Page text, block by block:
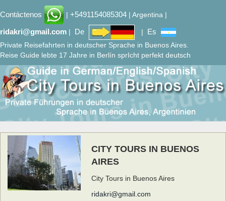
Contáctenos | +5491154085304 | Argentina |
ridakri@gmail.com | De | Es
Private Reisefahrten in deutscher Sprache in Buenos Aires.
Reise Guide lebte 17 Jahre in Berlín sprIcht perfekt deutsch
CITY TOURS IN BUENOS
AIRES
City Tours in Buenos Aires
ridakri@gmail.com